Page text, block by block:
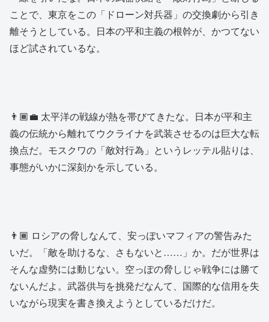
ことで、東京をこの「ドローン対兵器」の交換劇から引き
離そうとしている。日本の平和主義の根幹が、かつてない
ほど試されているな。
👨🏾‍💼 太平洋の戦線が熱を帯びてきたな。日本が平和主
義の伝統から離れてウクライナを武装させるのは巨大な転
換点だ。モスクワの「敵対行為」というレッテル貼りは、
事態がいかに深刻かを示している。
👨🏾 ロシアの脅しなんて、安っぽいマフィアの警告みた
いだ。「敵を助けるな、さもないと……」か。だが世界は
そんな虚勢には動じない。空っぽの脅しじゃ戦争には勝て
ないんだよ。武器供与を挑発だなんて、国際的な信用を失
いながら現実を書き換えようとしているだけだ。